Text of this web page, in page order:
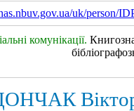
uk/person/
комунікації.